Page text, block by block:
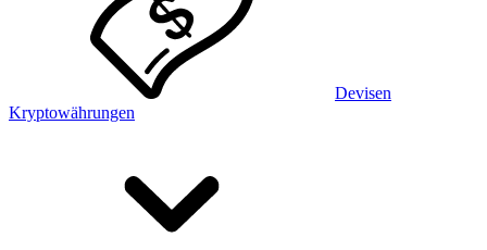
Devisen
Kryptowährungen